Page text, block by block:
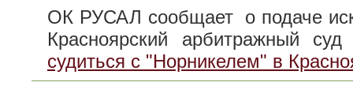
ОК РУСАЛ сообщает о подаче
Красноярский арбитражный
судиться с "Норникелем" в